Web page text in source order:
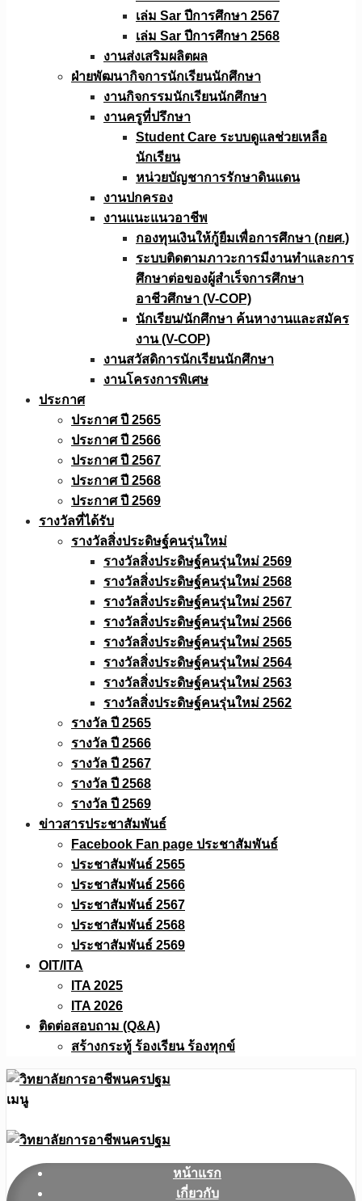
เล่ม Sar ปีการศึกษา 2567
เล่ม Sar ปีการศึกษา 2568
งานส่งเสริมผลิตผล
ฝ่ายพัฒนากิจการนักเรียนนักศึกษา
งานกิจกรรมนักเรียนนักศึกษา
งานครูที่ปรึกษา
Student Care ระบบดูแลช่วยเหลือ
นักเรียน
หน่วยบัญชาการรักษาดินแดน
งานปกครอง
งานแนะแนวอาชีพ
กองทุนเงินให้กู้ยืมเพื่อการศึกษา (กยศ.)
ระบบติดตามภาวะการมีงานทำและการ
ศึกษาต่อของผู้สำเร็จการศึกษา
อาชีวศึกษา (V-COP)
นักเรียน/นักศึกษา ค้นหางานและสมัคร
งาน (V-COP)
งานสวัสดิการนักเรียนนักศึกษา
งานโครงการพิเศษ
ประกาศ
ประกาศ ปี 2565
ประกาศ ปี 2566
ประกาศ ปี 2567
ประกาศ ปี 2568
ประกาศ ปี 2569
รางวัลที่ได้รับ
รางวัลสิ่งประดิษฐ์คนรุ่นใหม่
รางวัลสิ่งประดิษฐ์คนรุ่นใหม่ 2569
รางวัลสิ่งประดิษฐ์คนรุ่นใหม่ 2568
รางวัลสิ่งประดิษฐ์คนรุ่นใหม่ 2567
รางวัลสิ่งประดิษฐ์คนรุ่นใหม่ 2566
รางวัลสิ่งประดิษฐ์คนรุ่นใหม่ 2565
รางวัลสิ่งประดิษฐ์คนรุ่นใหม่ 2564
รางวัลสิ่งประดิษฐ์คนรุ่นใหม่ 2563
รางวัลสิ่งประดิษฐ์คนรุ่นใหม่ 2562
รางวัล ปี 2565
รางวัล ปี 2566
รางวัล ปี 2567
รางวัล ปี 2568
รางวัล ปี 2569
ข่าวสารประชาสัมพันธ์
Facebook Fan page ประชาสัมพันธ์
ประชาสัมพันธ์ 2565
ประชาสัมพันธ์ 2566
ประชาสัมพันธ์ 2567
ประชาสัมพันธ์ 2568
ประชาสัมพันธ์ 2569
OIT/ITA
ITA 2025
ITA 2026
ติดต่อสอบถาม (Q&A)
สร้างกระทู้ ร้องเรียน ร้องทุกข์
เมนู
หน้าแรก
เกี่ยวกับ